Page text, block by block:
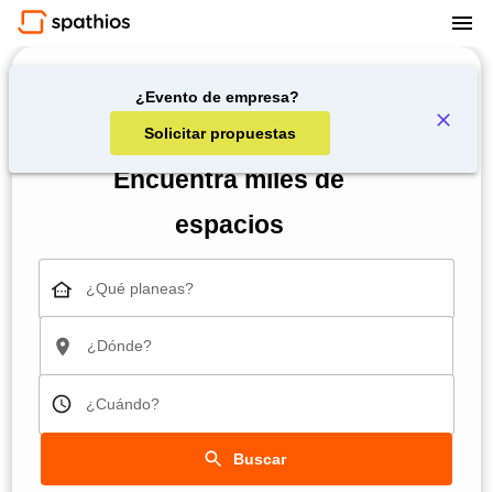
¿Evento de empresa?
Solicitar propuestas
Encuentra miles de
espacios
¿Qué planeas?
¿Dónde?
¿Cuándo?
Buscar